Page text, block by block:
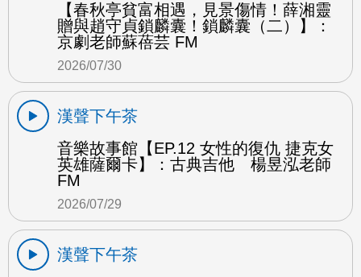
【春秋亭貧富相遇，見景傷情！薛湘靈
贈與趙守貞鎖麟囊！鎖麟囊（二）】：
京劇老師蘇蓓芸 FM
2026/07/30
漢聲下午茶
音樂故事館【EP.12 女性的復仇 捷克女
英雄薩爾卡】：古典吉他 楊昱泓老師
FM
2026/07/29
漢聲下午茶